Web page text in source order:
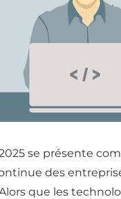
se présente
des
que les